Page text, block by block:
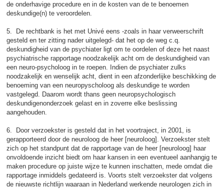
de onderhavige procedure en in de kosten van de te benoemen
deskundige(n) te veroordelen.
5. De rechtbank is het met Univé eens -zoals in haar verweerschrift
gesteld en ter zitting nader uitgelegd- dat het op de weg c.q.
deskundigheid van de psychiater ligt om te oordelen of deze het naast
psychiatrische rapportage noodzakelijk acht om de deskundigheid van
een neuro-psycholoog in te roepen. Indien de psychiater zulks
noodzakelijk en wenselijk acht, dient in een afzonderlijke beschikking de
benoeming van een neuropyscholoog als deskundige te worden
vastgelegd. Daarom wordt thans geen neuropsychologisch
deskundigenonderzoek gelast en in zoverre elke beslissing
aangehouden.
6. Door verzoekster is gesteld dat in het voortraject, in 2001, is
gerapporteerd door de neuroloog de heer [neuroloog]. Verzoekster stelt
zich op het standpunt dat de rapportage van de heer [neuroloog] haar
onvoldoende inzicht biedt om haar kansen in een eventueel aanhangig te
maken procedure op juiste wijze te kunnen inschatten, mede omdat die
rapportage inmiddels gedateerd is. Voorts stelt verzoekster dat volgens
de nieuwste richtlijn waaraan in Nederland werkende neurologen zich in